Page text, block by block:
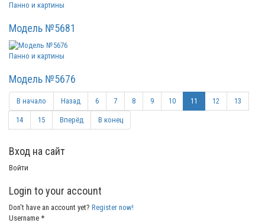
Панно и картины
Модель №5681
Панно и картины
Модель №5676
В начало Назад 6 7 8 9 10 11 12 13
14 15 Вперёд В конец
Вход на сайт
Войти
Login to your account
Don't have an account yet? Register now!
Username *